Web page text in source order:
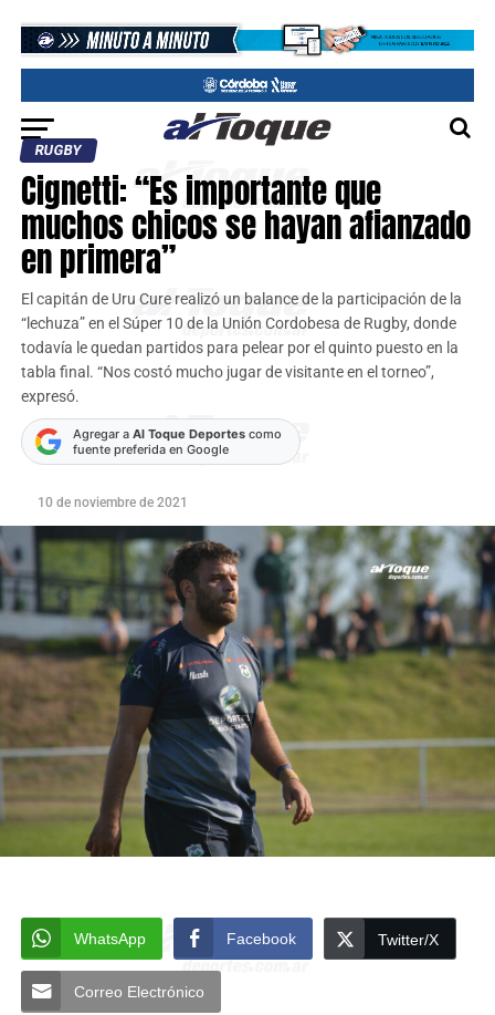
RUGBY
Cignetti: “Es importante que
muchos chicos se hayan afianzado
en primera”
El capitán de Uru Cure realizó un balance de la participación de la
“lechuza” en el Súper 10 de la Unión Cordobesa de Rugby, donde
todavía le quedan partidos para pelear por el quinto puesto en la
tabla final. “Nos costó mucho jugar de visitante en el torneo”,
expresó.
Agregar a Al Toque Deportescomo
fuente preferida en Google
10 de noviembre de 2021
WhatsApp Facebook Twitter/X
Correo Electrónico